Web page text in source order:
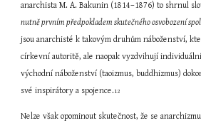
anarchista M. A. Bakunin (1814–1876) to shrnul
nutně prvním předpokladem skutečného osvobození
jsou anarchisté k takovým druhům náboženství,
církevní autoritě, ale naopak vyzdvihují
východní náboženství (taoizmus, buddhizmus)
své inspirátory a spojence.12
Nelze však opominout skutečnost, že se